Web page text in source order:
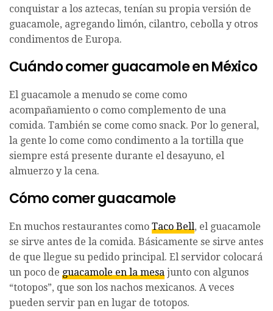
conquistar a los aztecas, tenían su propia versión de
guacamole, agregando limón, cilantro, cebolla y otros
condimentos de Europa.
Cuándo comer guacamole en México
El guacamole a menudo se come como
acompañamiento o como complemento de una
comida. También se come como snack. Por lo general,
la gente lo come como condimento a la tortilla que
siempre está presente durante el desayuno, el
almuerzo y la cena.
Cómo comer guacamole
En muchos restaurantes como Taco Bell, el guacamole
se sirve antes de la comida. Básicamente se sirve antes
de que llegue su pedido principal. El servidor colocará
un poco de guacamole en la mesa junto con algunos
“totopos”, que son los nachos mexicanos. A veces
pueden servir pan en lugar de totopos.